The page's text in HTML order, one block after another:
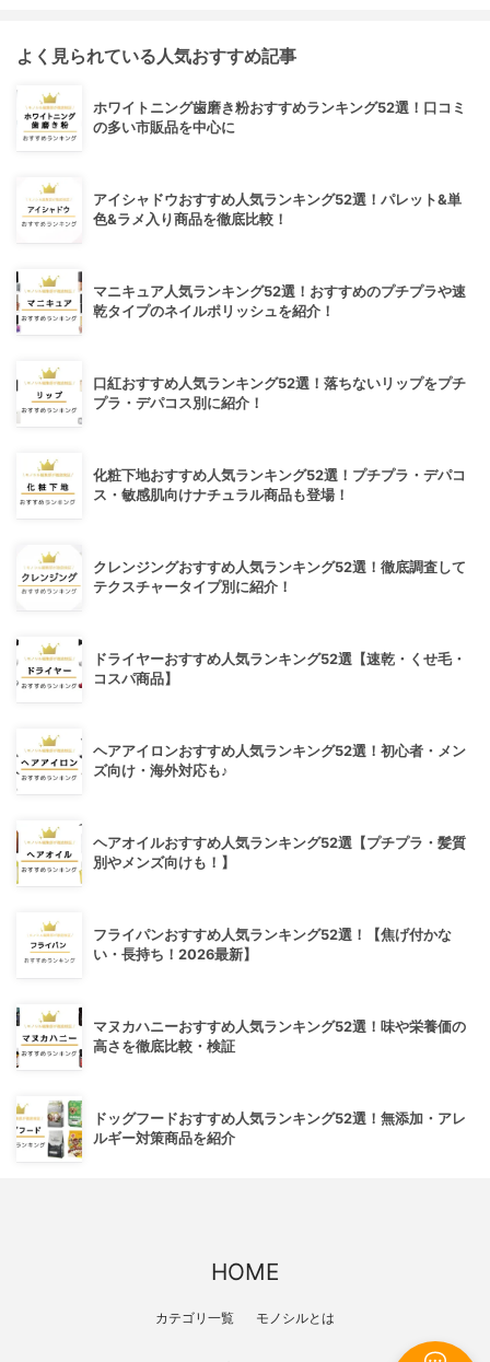
よく見られている人気おすすめ記事
ホワイトニング歯磨き粉おすすめランキング52選！口コミ
の多い市販品を中心に
アイシャドウおすすめ人気ランキング52選！パレット&単
色&ラメ入り商品を徹底比較！
マニキュア人気ランキング52選！おすすめのプチプラや速
乾タイプのネイルポリッシュを紹介！
口紅おすすめ人気ランキング52選！落ちないリップをプチ
プラ・デパコス別に紹介！
化粧下地おすすめ人気ランキング52選！プチプラ・デパコ
ス・敏感肌向けナチュラル商品も登場！
クレンジングおすすめ人気ランキング52選！徹底調査して
テクスチャータイプ別に紹介！
ドライヤーおすすめ人気ランキング52選【速乾・くせ毛・
コスパ商品】
ヘアアイロンおすすめ人気ランキング52選！初心者・メン
ズ向け・海外対応も♪
ヘアオイルおすすめ人気ランキング52選【プチプラ・髪質
別やメンズ向けも！】
フライパンおすすめ人気ランキング52選！【焦げ付かな
い・長持ち！2026最新】
マヌカハニーおすすめ人気ランキング52選！味や栄養価の
高さを徹底比較・検証
ドッグフードおすすめ人気ランキング52選！無添加・アレ
ルギー対策商品を紹介
HOME
カテゴリ一覧 モノシルとは